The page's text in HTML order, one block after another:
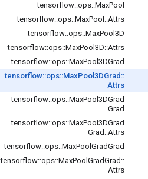
tensorflow::ops::MaxPool
tensorflow::ops::MaxPool ::Attrs
tensorflow::ops::MaxPool3D
tensorflow::ops::MaxPool3D::Attrs
tensorflow::ops::MaxPool3DGrad
tensorflow::ops::MaxPool3DGrad ::
Attrs
tensorflow::ops::MaxPool3DGrad
Grad
tensorflow::ops::MaxPool3DGrad
Grad ::Attrs
tensorflow::ops::MaxPool GradGrad
tensorflow::ops::MaxPool GradGrad ::
Attrs